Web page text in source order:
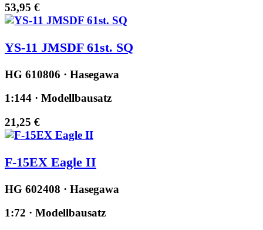
53,95 €
YS-11 JMSDF 61st. SQ
HG 610806 · Hasegawa
1:144 · Modellbausatz
21,25 €
F-15EX Eagle II
HG 602408 · Hasegawa
1:72 · Modellbausatz